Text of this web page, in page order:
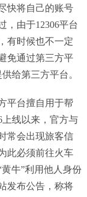
将自己的账号
，由于12306平台
有时候也不一定
免通过第三方平
给第三方平台。
台擅自用于帮
线以来，官方与
常会出现旅客信
此必须前往火车
牛”利用他人身份
发布公告，称将